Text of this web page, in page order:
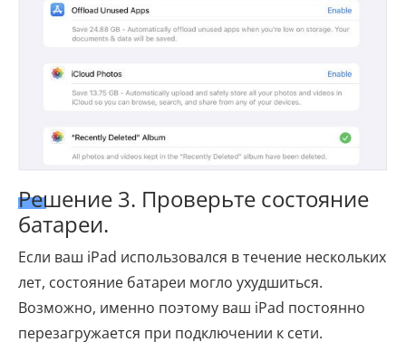
Решение 3. Проверьте состояние
батареи.
Если ваш iPad использовался в течение нескольких
лет, состояние батареи могло ухудшиться.
Возможно, именно поэтому ваш iPad постоянно
перезагружается при подключении к сети.